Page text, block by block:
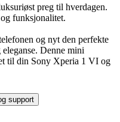
preg til hverdagen.
funksjonalitet.
og nyt den perfekte
Denne mini
til din Sony Xperia 1 VI og
support